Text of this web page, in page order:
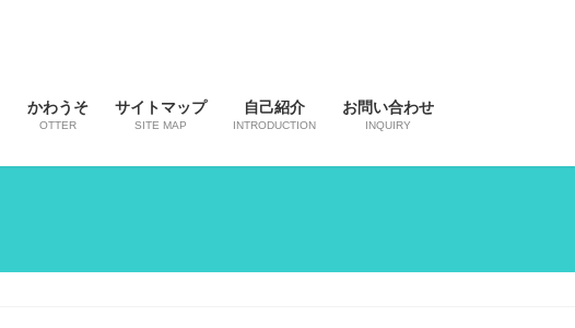
かわうそ
OTTER
サイトマップ
SITE MAP
自己紹介
INTRODUCTION
お問い合わせ
INQUIRY